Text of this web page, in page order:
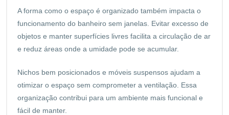
A forma como o espaço é organizado também impacta o
funcionamento do banheiro sem janelas. Evitar excesso de
objetos e manter superfícies livres facilita a circulação de ar
e reduz áreas onde a umidade pode se acumular.
Nichos bem posicionados e móveis suspensos ajudam a
otimizar o espaço sem comprometer a ventilação. Essa
organização contribui para um ambiente mais funcional e
fácil de manter.